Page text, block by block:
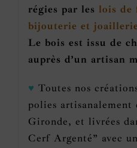
régies par les lois de
bijouterie et
Le bois est issu de
auprès d’un artisan
♥ Toutes nos
polies
Gironde, et livrées
Cerf Argenté” avec